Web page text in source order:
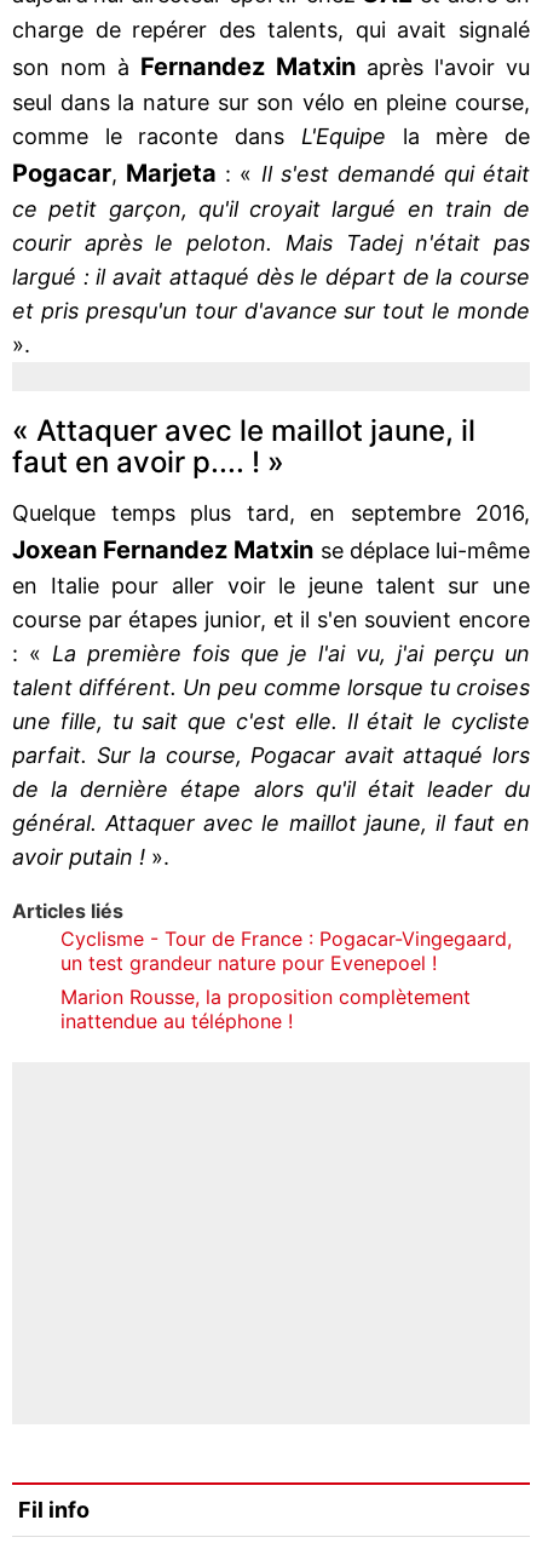
charge de repérer des talents, qui avait signalé
son nom à Fernandez Matxin après l'avoir vu
seul dans la nature sur son vélo en pleine course,
comme le raconte dans L'Equipe la mère de
Pogacar, Marjeta : « Il s'est demandé qui était
ce petit garçon, qu'il croyait largué en train de
courir après le peloton. Mais Tadej n'était pas
largué : il avait attaqué dès le départ de la course
et pris presqu'un tour d'avance sur tout le monde
».
« Attaquer avec le maillot jaune, il
faut en avoir p.... ! »
Quelque temps plus tard, en septembre 2016,
Joxean Fernandez Matxin se déplace lui-même
en Italie pour aller voir le jeune talent sur une
course par étapes junior, et il s'en souvient encore
: « La première fois que je l'ai vu, j'ai perçu un
talent différent. Un peu comme lorsque tu croises
une fille, tu sait que c'est elle. Il était le cycliste
parfait. Sur la course, Pogacar avait attaqué lors
de la dernière étape alors qu'il était leader du
général. Attaquer avec le maillot jaune, il faut en
avoir putain ! ».
Articles liés
Cyclisme - Tour de France : Pogacar-Vingegaard,
un test grandeur nature pour Evenepoel !
Marion Rousse, la proposition complètement
inattendue au téléphone !
Fil info